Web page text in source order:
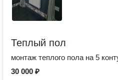
Теплый пол
монтаж теплого пола на 5
30 000 ₽